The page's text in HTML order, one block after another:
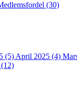
(30)
(5) April 2025 (4)